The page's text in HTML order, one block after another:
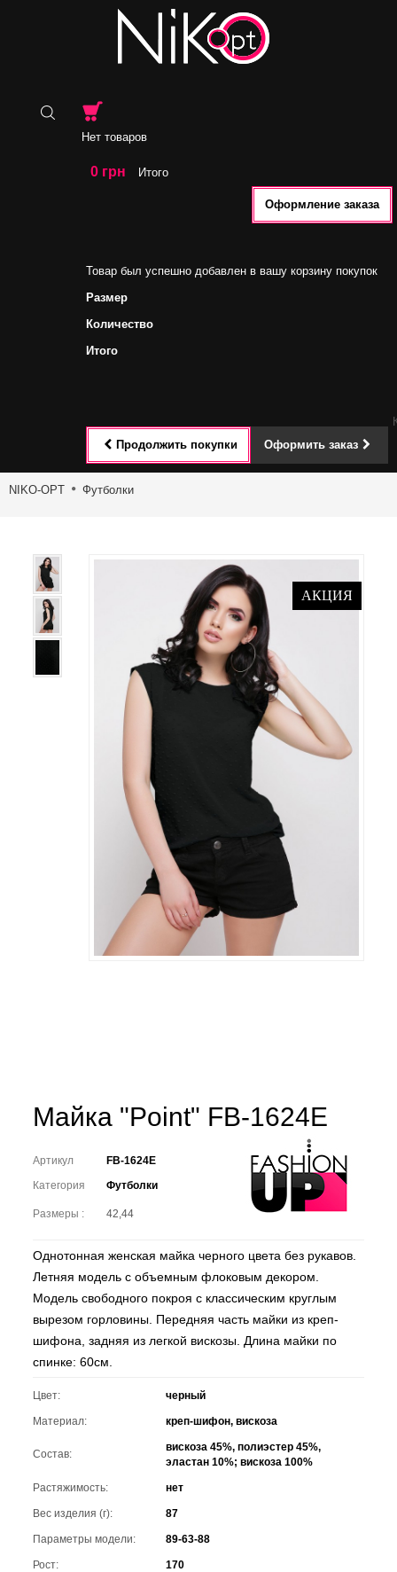
Нет товаров
0 грн Итого
Оформление заказа
Товар был успешно добавлен в вашу корзину покупок
Размер
Количество
Итого
Продолжить покупки Оформить заказ
Toggle
NIKO-OPT Футболки
АКЦИЯ
Майка "Point" FB-1624E
Артикул
FB-1624E
Категория
Футболки
Размеры : 42,44
Однотонная женская майка черного цвета без рукавов.
Летняя модель с объемным флоковым декором.
Модель свободного покроя с классическим круглым
вырезом горловины. Передняя часть майки из креп-
шифона, задняя из легкой вискозы. Длина майки по
спинке: 60см.
Цвет: черный
Материал: креп-шифон, вискоза
Состав:
вискоза 45%, полиэстер 45%,
эластан 10%; вискоза 100%
Растяжимость: нет
Вес изделия (г): 87
Параметры модели: 89-63-88
Рост: 170